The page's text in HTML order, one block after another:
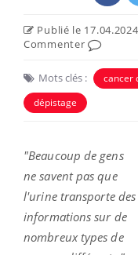
Publié le
Commenter
Mots clés : cancer
dépistage
"Beaucoup de gens
ne savent pas que
l'urine transporte des
informations sur de
nombreux types de